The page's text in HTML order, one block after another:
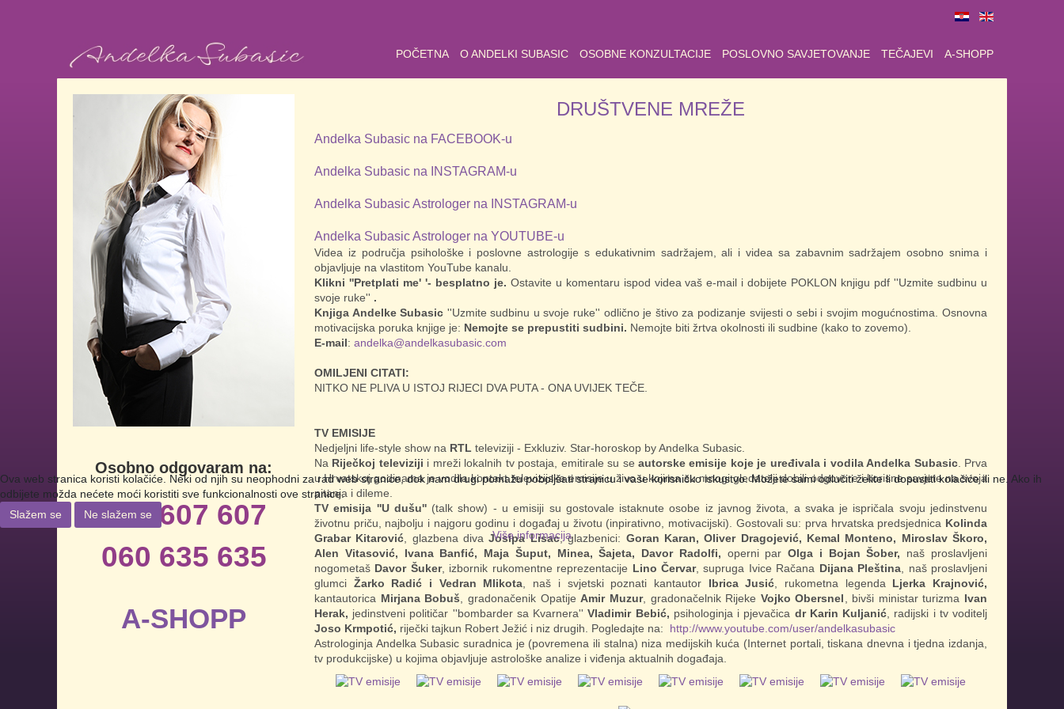
POČETNA O ANDELKI SUBASIC OSOBNE KONZULTACIJE POSLOVNO SAVJETOVANJE TEČAJEVI A-SHOPP
Osobno odgovaram na:
060 607 607
060 635 635
A-SHOPP
DRUŠTVENE MREŽE
Andelka Subasic na FACEBOOK-u
Andelka Subasic na INSTAGRAM-u
Andelka Subasic Astrologer na INSTAGRAM-u
Andelka Subasic Astrologer na YOUTUBE-u
Videa iz područja psihološke i poslovne astrologije s edukativnim sadržajem, ali i videa sa zabavnim sadržajem osobno snima i
objavljuje na vlastitom YouTube kanalu.
Klikni ''Pretplati me' '- besplatno je. Ostavite u komentaru ispod videa vaš e-mail i dobijete POKLON knjigu pdf ''Uzmite sudbinu u
svoje ruke'' .
Knjiga Andelke Subasic ''Uzmite sudbinu u svoje ruke'' odlično je štivo za podizanje svijesti o sebi i svojim mogućnostima. Osnovna
motivacijska poruka knjige je: Nemojte se prepustiti sudbini. Nemojte biti žrtva okolnosti ili sudbine (kako to zovemo).
E-mail: andelka@andelkasubasic.com
OMILJENI CITATI:
NITKO NE PLIVA U ISTOJ RIJECI DVA PUTA - ONA UVIJEK TEČE.
TV EMISIJE
Nedjeljni life-style show na RTL televiziji - Exkluziv. Star-horoskop by Andelka Subasic.
Na Riječkoj televiziji i mreži lokalnih tv postaja, emitirale su se autorske emisije koje je uređivala i vodila Andelka Subasic. Prva
u Hrvatskoj godinama je vodila kontakt televizijske emisije u živo u kojima su mnogi gledatelji dobili odgovore i korisne savjete na svoja
pitanja i dileme.
TV emisija ''U dušu''(talk show) - u emisiji su gostovale istaknute osobe iz javnog života, a svaka je ispričala svoju jedinstvenu
životnu priču, najbolju i najgoru godinu i događaj u životu (inpirativno, motivacijski). Gostovali su: prva hrvatska predsjednica Kolinda
Grabar Kitarović , glazbena divaJosipa Lisac, glazbenici: Goran Karan, Oliver Dragojević, Kemal Monteno, Miroslav Škoro,
Alen Vitasović, Ivana Banfić, Maja Šuput, Minea, Šajeta, Davor Radolfi, operni par Olga i Bojan Šober, naš proslavljeni
nogometaš Davor Šuker, izbornik rukomentne reprezentacije Lino Červar, supruga Ivice Račana Dijana Pleština , naš proslavljeni
glumci Žarko Radić i Vedran Mlikota , naš i svjetski poznati kantautor Ibrica Jusić , rukometna legenda Ljerka Krajnović,
kantautorica Mirjana Bobuš , gradonačenik OpatijeAmir Muzur, gradonačelnik Rijeke Vojko Obersnel , bivši ministar turizma Ivan
Herak, jedinstveni političar ''bombarder sa Kvarnera''Vladimir Bebić, psihologinja i pjevačica dr Karin Kuljanić , radijski i tv voditelj
Joso Krmpotić, riječki tajkun Robert Ježić i niz drugih. Pogledajte na:
http://www.youtube.com/user/andelkasubasic
Astrologinja Andelka Subasic suradnica je (povremena ili stalna) niza medijskih kuća (Internet portali, tiskana dnevna i tjedna izdanja,
tv produkcijske) u kojima objavljuje astrološke analize i viđenja aktualnih događaja.
Ova web stranica koristi kolačiće. Neki od njih su neophodni za rad web stranice, dok nam drugi pomažu poboljšati stranicu i vaše korisničko iskustvo. Možete sami odlučiti želite li dopustiti kolačiće ili ne. Ako ih
odbijete možda nećete moći koristiti sve funkcionalnosti ove stranice.
Slažem se
Ne slažem se
Više informacija